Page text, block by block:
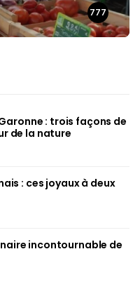
777
: trois façons de
de la nature
: ces joyaux à deux
incontournable de